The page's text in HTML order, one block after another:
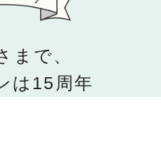
まで、
は15周年